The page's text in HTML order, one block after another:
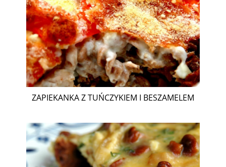
ZAPIEKANKA Z TUŃCZYKIEM I BESZAMELEM